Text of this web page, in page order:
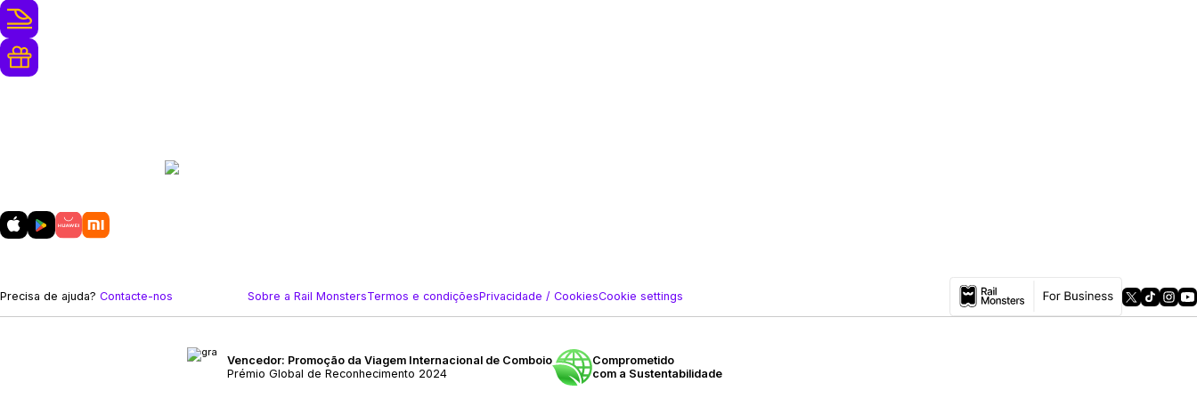
Precisa de ajuda? Contacte-nos Sobre a Rail MonstersTermos e condiçõesPrivacidade / CookiesCookie settings
Vencedor: Promoção da Viagem Internacional de Comboio
Prémio Global de Reconhecimento 2024
Comprometido
com a Sustentabilidade